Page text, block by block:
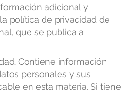
adicional y
política de privacidad de
que se publica a
Contiene información
personales y sus
en esta materia. Si tiene